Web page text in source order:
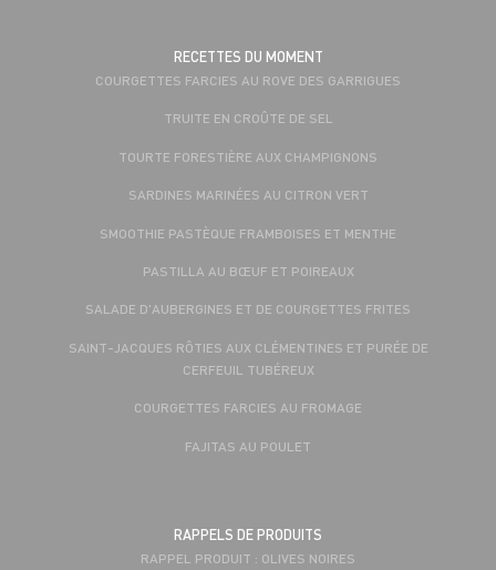
RECETTES DU MOMENT
COURGETTES FARCIES AU ROVE DES GARRIGUES
TRUITE EN CROÛTE DE SEL
TOURTE FORESTIÈRE AUX CHAMPIGNONS
SARDINES MARINÉES AU CITRON VERT
SMOOTHIE PASTÈQUE FRAMBOISES ET MENTHE
PASTILLA AU BŒUF ET POIREAUX
SALADE D'AUBERGINES ET DE COURGETTES FRITES
SAINT-JACQUES RÔTIES AUX CLÉMENTINES ET PURÉE DE
CERFEUIL TUBÉREUX
COURGETTES FARCIES AU FROMAGE
FAJITAS AU POULET
RAPPELS DE PRODUITS
RAPPEL PRODUIT : OLIVES NOIRES